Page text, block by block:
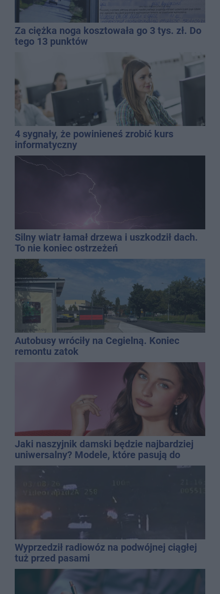
Za ciężka noga kosztowała go 3 tys. zł. Do
tego 13 punktów
4 sygnały, że powinieneś zrobić kurs
informatyczny
Silny wiatr łamał drzewa i uszkodził dach.
To nie koniec ostrzeżeń
Autobusy wróciły na Cegielną. Koniec
remontu zatok
Jaki naszyjnik damski będzie najbardziej
uniwersalny? Modele, które pasują do
wielu stylizacji
Wyprzedził radiowóz na podwójnej ciągłej
tuż przed pasami